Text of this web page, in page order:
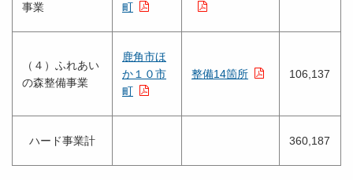
事業
町
（４）ふれあい
の森整備事業
鹿角市ほ
か１０市
町
整備14箇所 106,137
ハード事業計 360,187